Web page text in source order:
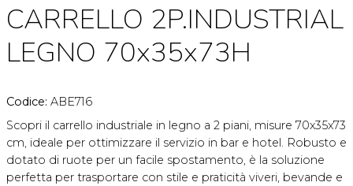
CARRELLO 2P.INDUSTRIAL
LEGNO 70x35x73H
Codice: ABE716
Scopri il carrello industriale in legno a 2 piani, misure 70x35x73
cm, ideale per ottimizzare il servizio in bar e hotel. Robusto e
dotato di ruote per un facile spostamento, è la soluzione
perfetta per trasportare con stile e praticità viveri, bevande e